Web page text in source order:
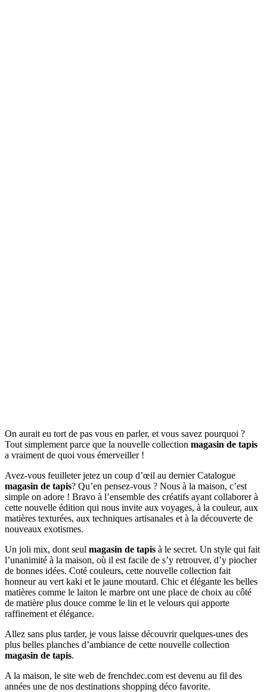
On aurait eu tort de pas vous en parler, et vous savez pourquoi ?
Tout simplement parce que la nouvelle collection magasin de tapis
a vraiment de quoi vous émerveiller !
Avez-vous feuilleter jetez un coup d’œil au dernier Catalogue
magasin de tapis? Qu’en pensez-vous ? Nous à la maison, c’est
simple on adore ! Bravo à l’ensemble des créatifs ayant collaborer à
cette nouvelle édition qui nous invite aux voyages, à la couleur, aux
matières texturées, aux techniques artisanales et à la découverte de
nouveaux exotismes.
Un joli mix, dont seul magasin de tapis à le secret. Un style qui fait
l’unanimité à la maison, où il est facile de s’y retrouver, d’y piocher
de bonnes idées. Coté couleurs, cette nouvelle collection fait
honneur au vert kaki et le jaune moutard. Chic et élégante les belles
matières comme le laiton le marbre ont une place de choix au côté
de matière plus douce comme le lin et le velours qui apporte
raffinement et élégance.
Allez sans plus tarder, je vous laisse découvrir quelques-unes des
plus belles planches d’ambiance de cette nouvelle collection
magasin de tapis.
A la maison, le site web de frenchdec.com est devenu au fil des
années une de nos destinations shopping déco favorite.